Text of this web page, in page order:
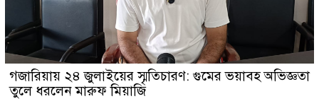
গজারিয়ায় ২৪ জুলাইয়ের স্মৃতিচারণ: গুমের ভয়াবহ অভিজ্ঞতা
তুলে ধরলেন মারুফ মিয়াজি